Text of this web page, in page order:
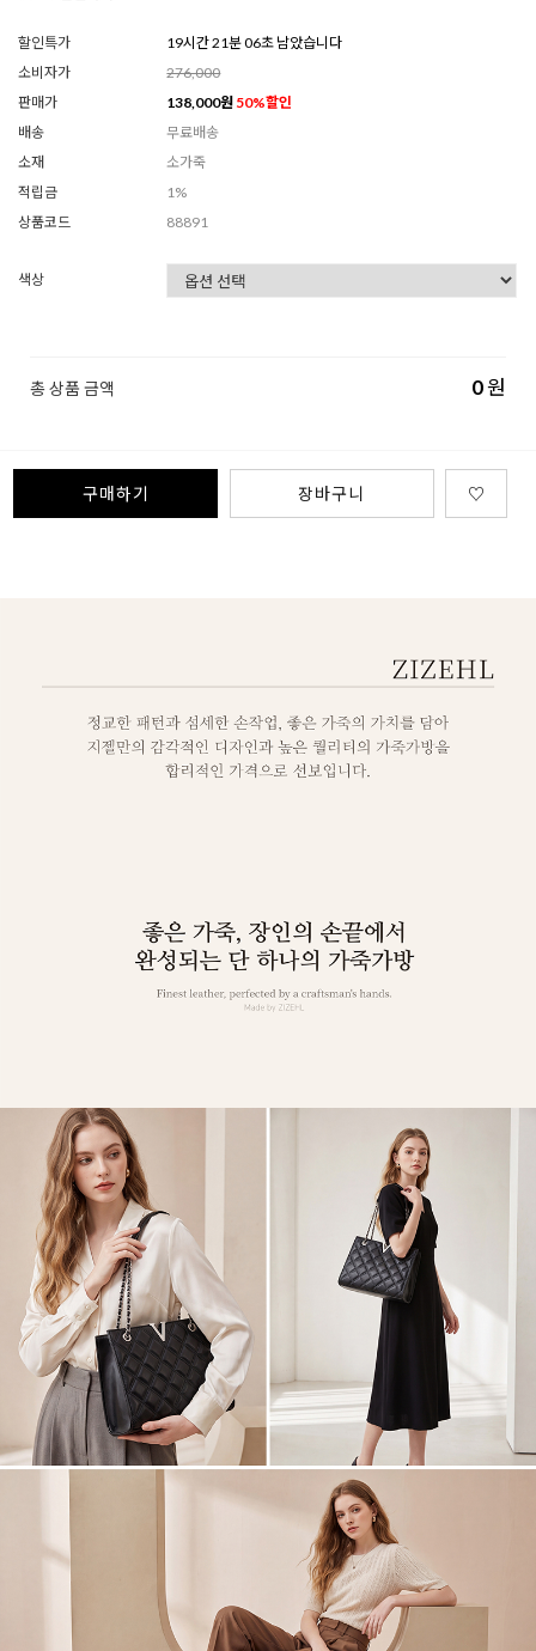
할인특가
19시간 21분 04초 남았습니다
소비자가
276,000
판매가
138,000원 50%할인
배송
무료배송
소재
소가죽
적립금
1%
상품코드
88891
색상
총 상품 금액 0원
구매하기 장바구니 ♡